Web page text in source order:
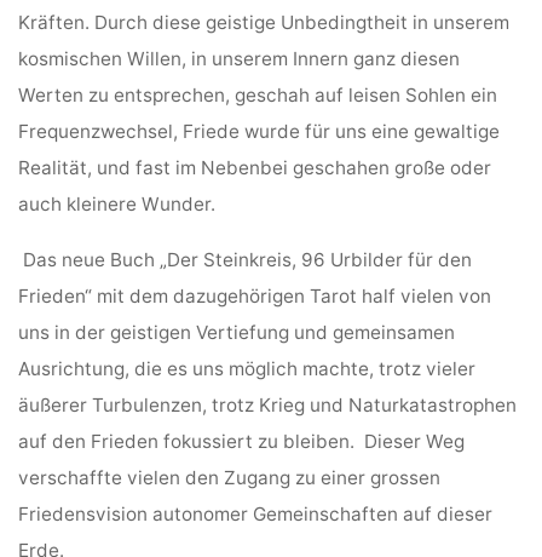
Kräften. Durch diese geistige Unbedingtheit in unserem
kosmischen Willen, in unserem Innern ganz diesen
Werten zu entsprechen, geschah auf leisen Sohlen ein
Frequenzwechsel, Friede wurde für uns eine gewaltige
Realität, und fast im Nebenbei geschahen große oder
auch kleinere Wunder.
Das neue Buch „Der Steinkreis, 96 Urbilder für den
Frieden“ mit dem dazugehörigen Tarot half vielen von
uns in der geistigen Vertiefung und gemeinsamen
Ausrichtung, die es uns möglich machte, trotz vieler
äußerer Turbulenzen, trotz Krieg und Naturkatastrophen
auf den Frieden fokussiert zu bleiben. Dieser Weg
verschaffte vielen den Zugang zu einer grossen
Friedensvision autonomer Gemeinschaften auf dieser
Erde.